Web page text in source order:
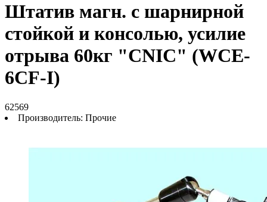
Штатив магн. с шарнирной
стойкой и консолью, усилие
отрыва 60кг "CNIC" (WCE-
6CF-I)
62569
Производитель: Прочие